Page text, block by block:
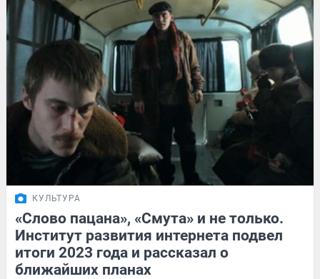
КУЛЬТУРА
«Слово пацана», «Смута» и не только.
Институт развития интернета подвел
итоги 2023 года и рассказал о
ближайших планах